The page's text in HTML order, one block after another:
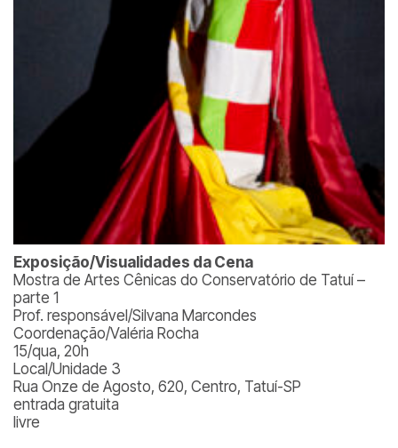
Exposição/Visualidades da Cena
Mostra de Artes Cênicas do Conservatório de Tatuí –
parte 1
Prof. responsável/Silvana Marcondes
Coordenação/Valéria Rocha
15/qua, 20h
Local/Unidade 3
Rua Onze de Agosto, 620, Centro, Tatuí-SP
entrada gratuita
livre